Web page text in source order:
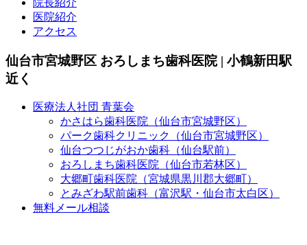
院長紹介
医院紹介
アクセス
仙台市宮城野区 おろしまち歯科医院 | 小鶴新田駅
近く
医療法人社団 青葉会
かさはら歯科医院（仙台市宮城野区）
パーク歯科クリニック（仙台市宮城野区）
仙台つつじがおか歯科（仙台駅前）
おろしまち歯科医院（仙台市若林区）
大郷町歯科医院（宮城県黒川郡大郷町）
とみざわ駅前歯科（富沢駅・仙台市太白区）
無料メール相談